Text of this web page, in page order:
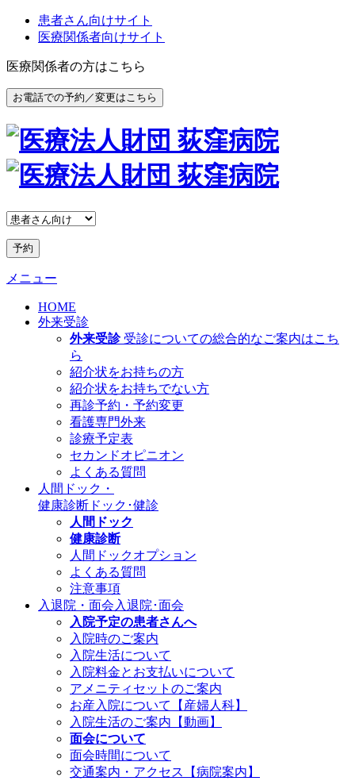
患者さん向けサイト
医療関係者向けサイト
医療関係者の方はこちら
お電話での予約／変更はこちら
予約
メニュー
HOME
外来受診
外来受診 受診についての総合的なご案内はこち
ら
紹介状をお持ちの方
紹介状をお持ちでない方
再診予約・予約変更
看護専門外来
診療予定表
セカンドオピニオン
よくある質問
人間ドック・
健康診断 ドック･健診
人間ドック
健康診断
人間ドックオプション
よくある質問
注意事項
入退院・面会 入退院･面会
入院予定の患者さんへ
入院時のご案内
入院生活について
入院料金とお支払いについて
アメニティセットのご案内
お産入院について【産婦人科】
入院生活のご案内【動画】
面会について
面会時間について
交通案内・アクセス【病院案内】